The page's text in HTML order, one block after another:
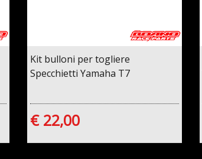
Kit bulloni per togliere
Specchietti Yamaha T7
€ 22,00